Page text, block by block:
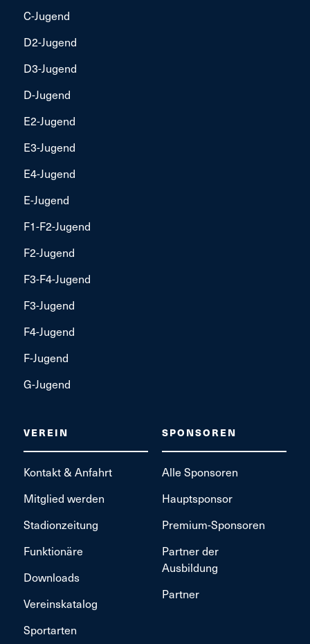
C-Jugend
D2-Jugend
D3-Jugend
D-Jugend
E2-Jugend
E3-Jugend
E4-Jugend
E-Jugend
F1-F2-Jugend
F2-Jugend
F3-F4-Jugend
F3-Jugend
F4-Jugend
F-Jugend
G-Jugend
VEREIN
Kontakt & Anfahrt
Mitglied werden
Stadionzeitung
Funktionäre
Downloads
Vereinskatalog
Sportarten
SPONSOREN
Alle Sponsoren
Hauptsponsor
Premium-Sponsoren
Partner der
Ausbildung
Partner